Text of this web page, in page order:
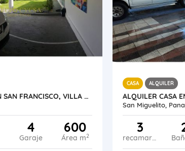
CASA EN ALQUILER EN SAN FRANCISCO, VILLA LILLA
4
Garaje
600
Área m2
CASA ALQUILER
San Miguelito,
3
recamaras